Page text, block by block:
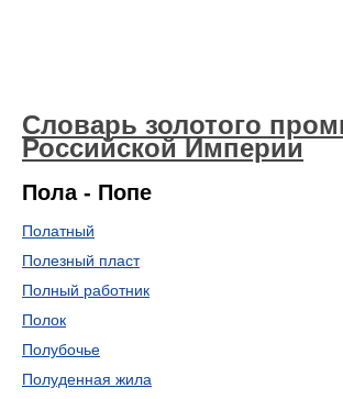
Словарь золотого
Российской Империи
Пола - Попе
Полатный
Полезный пласт
Полный работник
Полок
Полубочье
Полуденная жила